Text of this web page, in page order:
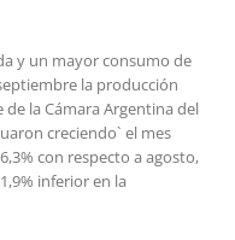
y un mayor consumo de
la producción
de la Cámara Argentina del
creciendo` el mes
con respecto a agosto,
inferior en la